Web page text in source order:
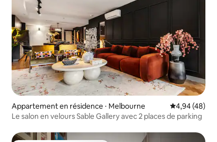
Appartement en résidence ⋅ Melbourne Évaluation
4,94 (48)
Le salon en velours Sable Gallery avec 2 places de parking